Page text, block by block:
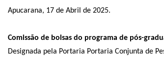
Apucarana, 17 de Abril de 2025.
Comissão de bolsas do programa de pós-
Designada pela Portaria Portaria Conjunta de